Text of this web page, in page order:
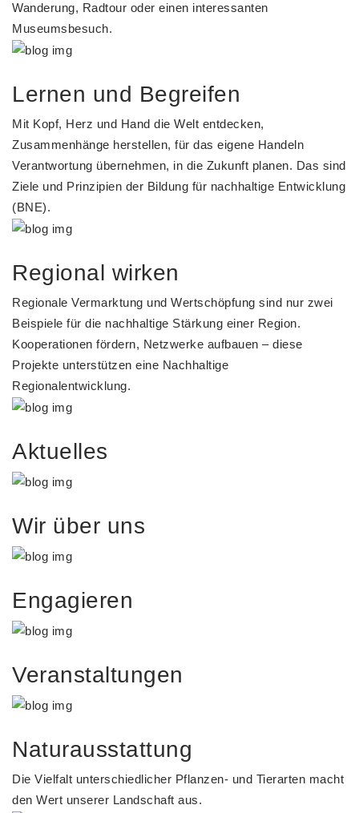
Wanderung, Radtour oder einen interessanten
Museumsbesuch.
Lernen und Begreifen
Mit Kopf, Herz und Hand die Welt entdecken,
Zusammenhänge herstellen, für das eigene Handeln
Verantwortung übernehmen, in die Zukunft planen. Das sind
Ziele und Prinzipien der Bildung für nachhaltige Entwicklung
(BNE).
Regional wirken
Regionale Vermarktung und Wertschöpfung sind nur zwei
Beispiele für die nachhaltige Stärkung einer Region.
Kooperationen fördern, Netzwerke aufbauen – diese
Projekte unterstützen eine Nachhaltige
Regionalentwicklung.
Aktuelles
Wir über uns
Engagieren
Veranstaltungen
Naturausstattung
Die Vielfalt unterschiedlicher Pflanzen- und Tierarten macht
den Wert unserer Landschaft aus.